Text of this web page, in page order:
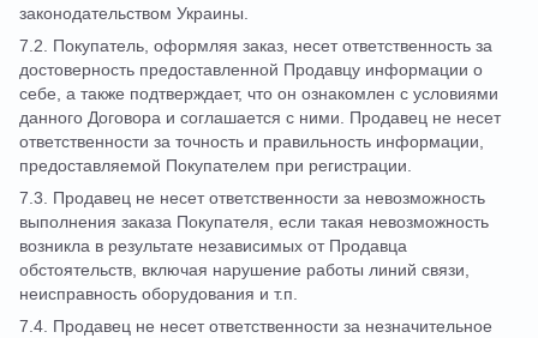
законодательством Украины.
7.2. Покупатель, оформляя заказ, несет ответственность за
достоверность предоставленной Продавцу информации о
себе, а также подтверждает, что он ознакомлен с условиями
данного Договора и соглашается с ними. Продавец не несет
ответственности за точность и правильность информации,
предоставляемой Покупателем при регистрации.
7.3. Продавец не несет ответственности за невозможность
выполнения заказа Покупателя, если такая невозможность
возникла в результате независимых от Продавца
обстоятельств, включая нарушение работы линий связи,
неисправность оборудования и т.п.
7.4. Продавец не несет ответственности за незначительное